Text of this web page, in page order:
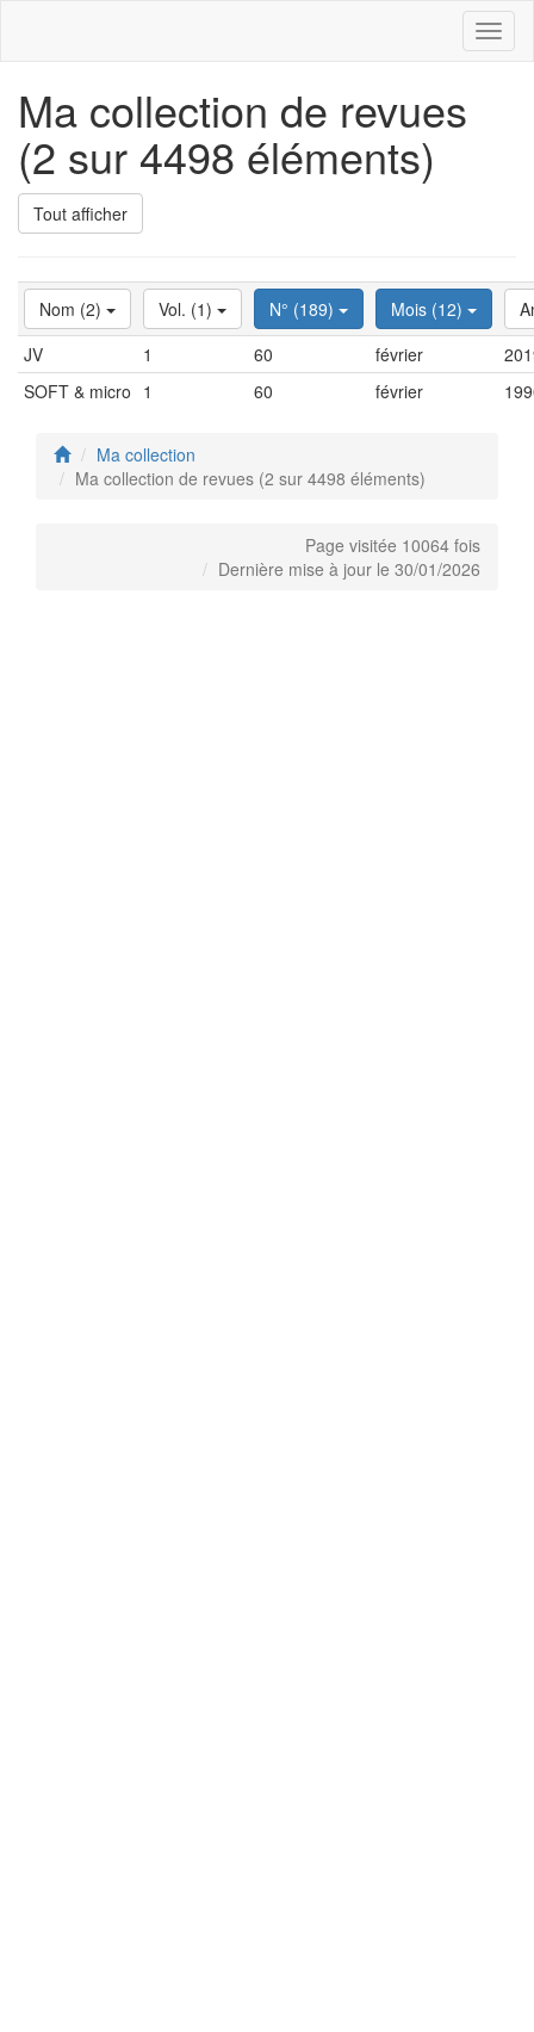
Ma collection de revues
(2 sur 4498 éléments)
Tout afficher
Nom (2) Vol. (1) N° (189) Mois (12)
JV
1 60 février
SOFT & micro 1 60 février
Ma collection
Ma collection de revues (2 sur 4498 éléments)
Page visitée 10064 fois
Dernière mise à jour le 30/01/2026